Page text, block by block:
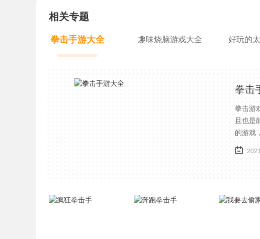
相关专题
拳击手游大全 趣味烧脑游戏大全 好玩的
拳击
拳击游
且也是
的游戏
也是相
验的，